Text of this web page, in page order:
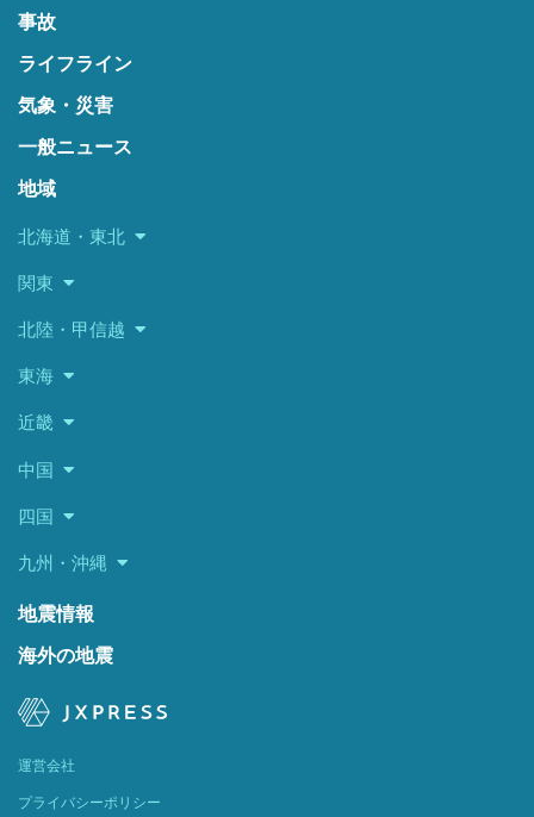
事故
ライフライン
気象・災害
一般ニュース
地域
北海道・東北
関東
北陸・甲信越
東海
近畿
中国
四国
九州・沖縄
地震情報
海外の地震
運営会社
プライバシーポリシー